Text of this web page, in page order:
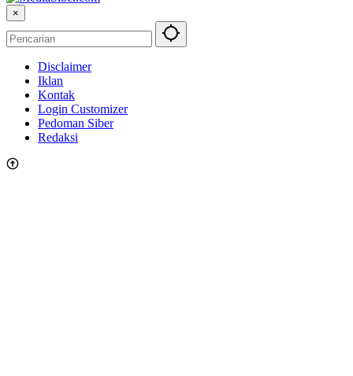
×
Disclaimer
Iklan
Kontak
Login Customizer
Pedoman Siber
Redaksi